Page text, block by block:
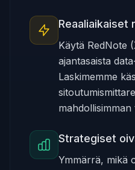
Reaaliaikaiset
Käytä RedNote
ajantasaista
Laskimemme
Strategiset
Ymmärrä, mikä